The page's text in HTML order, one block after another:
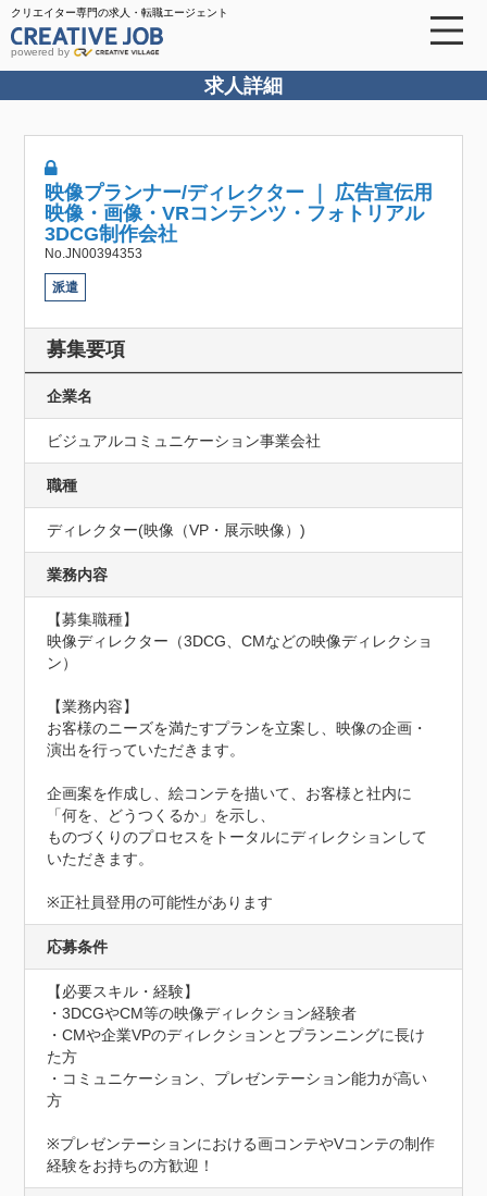
クリエイター専門の求人・転職エージェント
powered by
求人詳細
映像プランナー/ディレクター ｜ 広告宣伝用
映像・画像・VRコンテンツ・フォトリアル
3DCG制作会社
No.JN00394353
派遣
募集要項
企業名
ビジュアルコミュニケーション事業会社
職種
ディレクター(映像（VP・展示映像）)
業務内容
【募集職種】
映像ディレクター（3DCG、CMなどの映像ディレクショ
ン）
【業務内容】
お客様のニーズを満たすプランを立案し、映像の企画・
演出を行っていただきます。
企画案を作成し、絵コンテを描いて、お客様と社内に
「何を、どうつくるか」を示し、
ものづくりのプロセスをトータルにディレクションして
いただきます。
※正社員登用の可能性があります
応募条件
【必要スキル・経験】
・3DCGやCM等の映像ディレクション経験者
・CMや企業VPのディレクションとプランニングに長け
た方
・コミュニケーション、プレゼンテーション能力が高い
方
※プレゼンテーションにおける画コンテやVコンテの制作
経験をお持ちの方歓迎！